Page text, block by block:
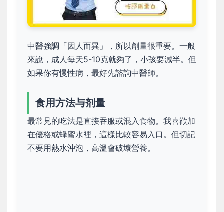
中醫強調「因人而異」，所以劑量很重要。一般
來說，成人每天5-10克就夠了，小孩要減半。但
如果你有慢性病，最好先諮詢中醫師。
食用方法与剂量
最常見的吃法是直接吞服或混入食物。我喜歡加
在優格或蜂蜜水裡，這樣比較容易入口。但切記
不要用熱水沖泡，高溫會破壞營養。